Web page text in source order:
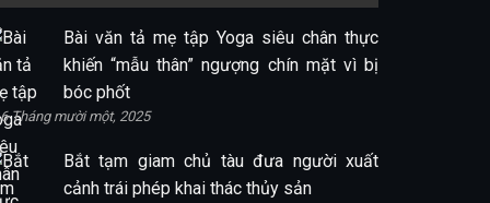
Bài văn tả mẹ tập Yoga siêu chân thực
khiến “mẫu thân” ngượng chín mặt vì bị
bóc phốt
6 Tháng mười một, 2025
Bắt tạm giam chủ tàu đưa người xuất
cảnh trái phép khai thác thủy sản